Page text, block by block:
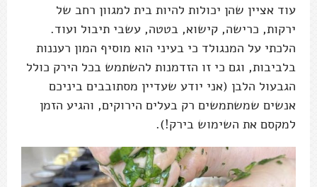
עוד אציין שהן יכולות להיות בית למגוון רחב של
ירקות, כרישה, קישוא, בטטה, עשבי תיבול ועוד.
הלכתי על המנגולד כי בעיני הוא מוסיף המון רעננות
בלביבות, וגם כי זו הזדמנות להשתמש בכל הירק כולל
הגבעול הלבן (אני יודע שעדיין מסתובבים ביניכם
אנשים שמשתמשים רק בעלים הירוקים, והגיע הזמן
למקסם את השימוש בירק!).